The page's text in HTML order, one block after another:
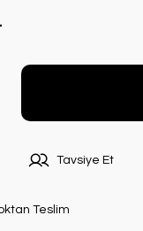
Tavsiye Et
Teslim